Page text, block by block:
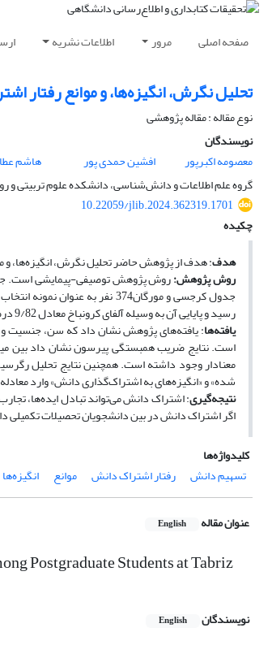
صفحه اصلی مرور اطلاعات نشریه
تحلیل نگرش، انگیزه‌ها، و موانع رفتار
نوع مقاله : مقاله پژوهشی
نویسندگان
معصومه اکبرپور
افشین حمدی پور
هاشم
گروه علم اطلاعات و دانش‌شناسی، دانشکده علوم تربیتی و
10.22059/jlib.2024.362319.1701
چکیده
هدف: هدف از پژوهش حاضر تحلیل نگرش، انگیزه‌ها، و
روش پژوهش:
جدول کرجسی و مورگان374
رسید و پایایی آن به وسیله آلفای کرونباخ معادل 9/82 درصد محاسبه شد. برای تجزیه و تحلیل داده‌ها از آمار توصیفی و استنباطی استفاده شد.
یافته‌ها: یافته‌های پژوهش نشان داد که سن، جنسیت و
است. نتایج ضریب همبستگی پیرسون نشان داد بین
معنا‌دار وجود داشته است. همچنین نتایج تحلیل
شده» و «انگیزه‌های به اشتراک‌گذاری دانش» وارد معادله شدند که در مجموع 19 درصد از تغییرات مربوط به
نتیجه‌گیری: اشتراک دانش می‌تواند تبادل ایده‌ها،
اگر اشتراک دانش در بین دانشجویان تحصیلات تکمیلی
کلیدواژه‌ها
تسهیم دانش
رفتار اشتراک دانش موانع انگیزه‌ها
عنوان مقاله English
Postgraduate Students at Tabriz
نویسندگان English